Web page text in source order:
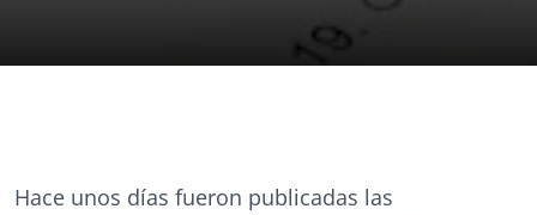
Hace unos días fueron publicadas las